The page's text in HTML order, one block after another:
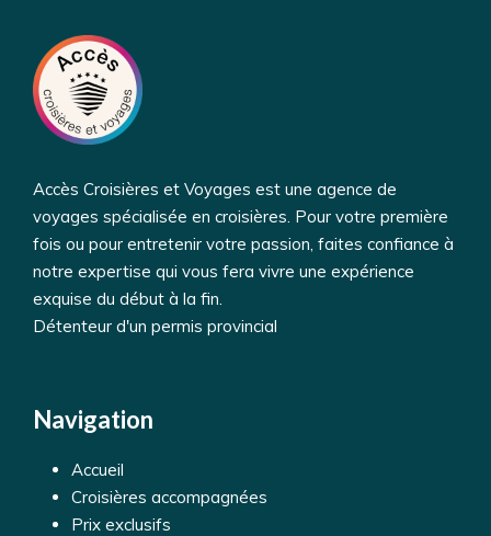
Accès Croisières et Voyages est une agence de
voyages spécialisée en croisières. Pour votre première
fois ou pour entretenir votre passion, faites confiance à
notre expertise qui vous fera vivre une expérience
exquise du début à la fin.
Détenteur d'un permis provincial
Navigation
Accueil
Croisières accompagnées
Prix exclusifs